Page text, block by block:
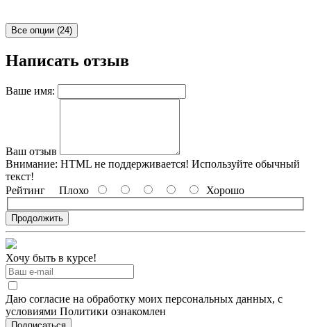
Все опции (24)
Написать отзыв
Ваше имя:
Ваш отзыв
Внимание: HTML не поддерживается! Используйте обычный
текст!
Рейтинг Плохо Хорошо
Продолжить
Хочу быть в курсе!
Даю согласие на обработку моих персональных данных, с
условиями Политики ознакомлен